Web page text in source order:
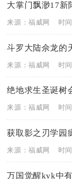
大掌门飘渺17新
来源：福威网 时
斗罗大陆佘龙的
来源：福威网 时
绝地求生圣诞树
来源：福威网 时
获取影之刃学园
来源：福威网 时
万国觉醒kvk中